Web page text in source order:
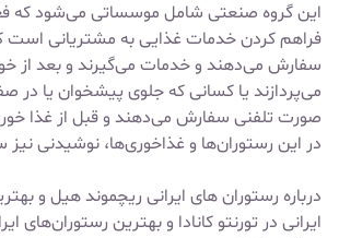
این گروه صنعتی شامل موسساتی می‌شود که
فراهم کردن خدمات غذایی به مشتریانی است
سفارش می‌دهند و خدمات می‌گیرند و بعد از
می‌پردازند یا کسانی که جلوی پیشخوان یا در
صورت تلفنی سفارش می‌دهند و قبل از غذا
در این رستوران‌ها و غذاخوری‌ها، نوشیدنی
درباره رستوران های ایرانی ریچموند هیل و
ایرانی در تورنتو کانادا وبهترین رستوران‌های